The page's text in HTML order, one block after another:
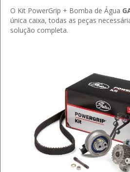
O Kit PowerGrip + Bomba de Água
única caixa, todas as peças
solução completa.